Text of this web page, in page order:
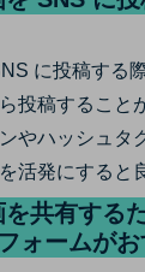
に投稿する
投稿すること
やハッシュタ
活発にすると
共有する
ォームが